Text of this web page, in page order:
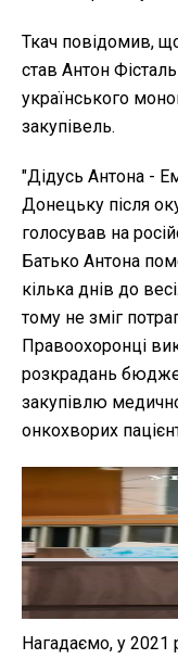
Ткач повідомив,
став Антон
українського
закупівель.
"Дідусь Антона -
Донецьку після
голосував на
Батько Антона
кілька днів до
тому не зміг
Правоохоронці
розкрадань
закупівлю
онкохворих
Нагадаємо, у 2021